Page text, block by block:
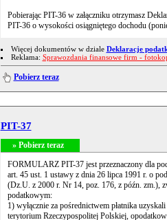
Pobierając PIT-36 w załączniku otrzymasz
PIT-36 o wysokości osiągniętego dochodu
Więcej dokumentów w dziale Deklaracje
Reklama: Sprawozdania finansowe firm -
Pobierz teraz
PIT-37
» Pobierz teraz
FORMULARZ PIT-37 jest przeznaczony dla
art. 45 ust. 1 ustawy z dnia 26 lipca 1991 r. o
(Dz.U. z 2000 r. Nr 14, poz. 176, z późn. zm.),
podatkowym:
1) wyłącznie za pośrednictwem płatnika
terytorium Rzeczypospolitej Polskiej,